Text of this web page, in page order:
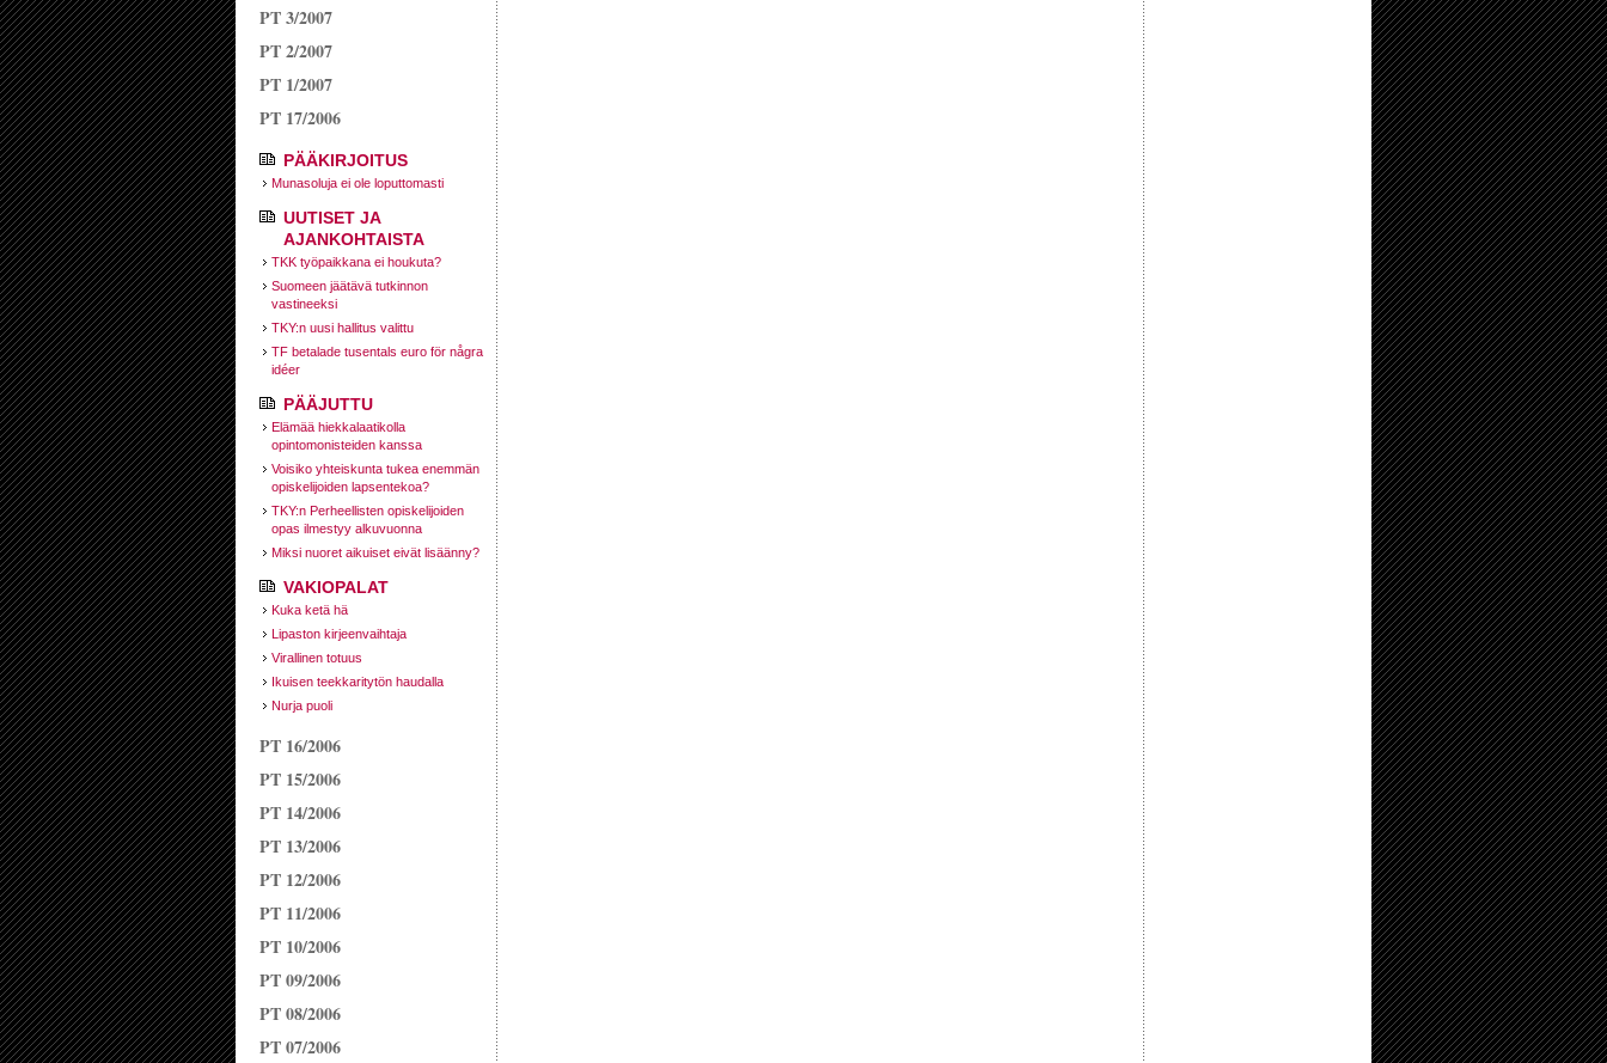
PT 3/2007
PT 2/2007
PT 1/2007
PT 17/2006
PÄÄKIRJOITUS
Munasoluja ei ole loputtomasti
UUTISET JA
AJANKOHTAISTA
TKK työpaikkana ei houkuta?
Suomeen jäätävä tutkinnon
vastineeksi
TKY:n uusi hallitus valittu
TF betalade tusentals euro för några
idéer
PÄÄJUTTU
Elämää hiekkalaatikolla
opintomonisteiden kanssa
Voisiko yhteiskunta tukea enemmän
opiskelijoiden lapsentekoa?
TKY:n Perheellisten opiskelijoiden
opas ilmestyy alkuvuonna
Miksi nuoret aikuiset eivät lisäänny?
VAKIOPALAT
Kuka ketä hä
Lipaston kirjeenvaihtaja
Virallinen totuus
Ikuisen teekkaritytön haudalla
Nurja puoli
PT 16/2006
PT 15/2006
PT 14/2006
PT 13/2006
PT 12/2006
PT 11/2006
PT 10/2006
PT 09/2006
PT 08/2006
PT 07/2006